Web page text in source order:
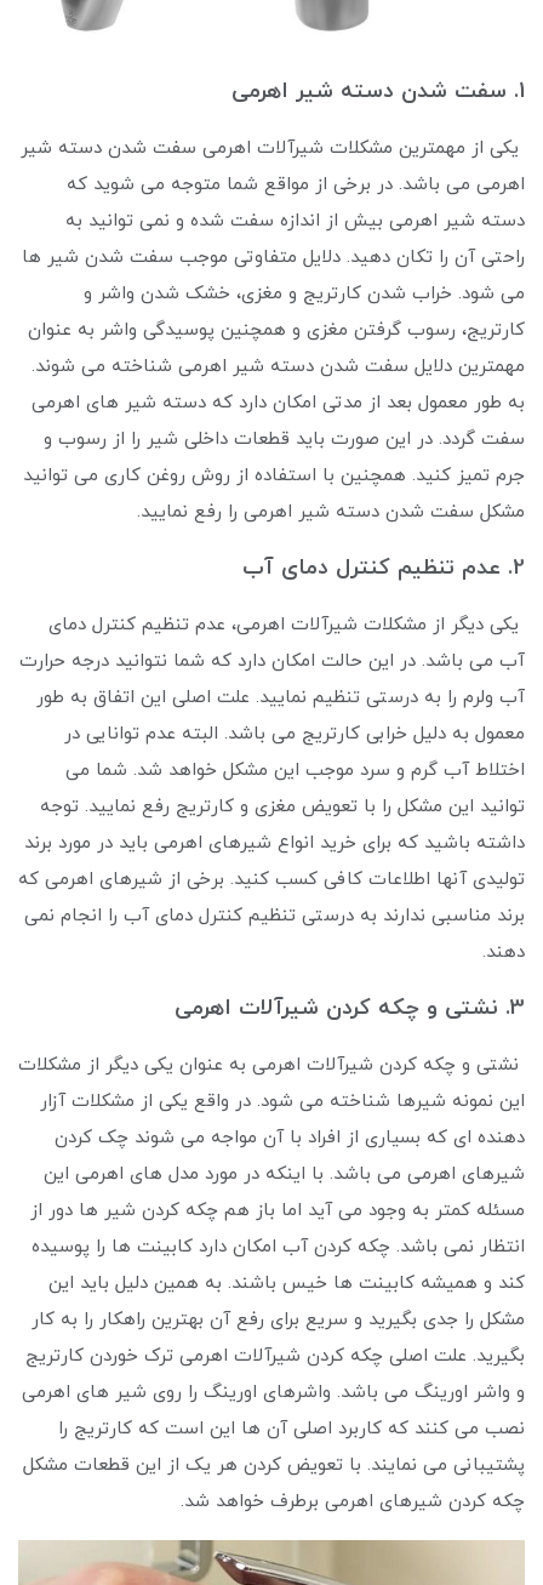
1. سفت شدن دسته شیر اهرمی
یکی از مهمترین مشکلات شیرآلات اهرمی سفت شدن دسته شیر
اهرمی می باشد. در برخی از مواقع شما متوجه می شوید که
دسته شیر اهرمی بیش از اندازه سفت شده و نمی توانید به
راحتی آن را تکان دهید. دلایل متفاوتی موجب سفت شدن شیر ها
می شود. خراب شدن کارتریج و مغزی، خشک شدن واشر و
کارتریج، رسوب گرفتن مغزی و همچنین پوسیدگی واشر به عنوان
مهمترین دلایل سفت شدن دسته شیر اهرمی شناخته می ‌شوند.
به طور معمول بعد از مدتی امکان دارد که دسته شیر های اهرمی
سفت گردد. در این صورت باید قطعات داخلی شیر را از رسوب و
جرم تمیز کنید. همچنین با استفاده از روش روغن کاری می توانید
مشکل سفت شدن دسته شیر اهرمی را رفع نمایید.
2. عدم تنظیم کنترل دمای آب
یکی دیگر از مشکلات شیرآلات اهرمی، عدم تنظیم کنترل دمای
آب می باشد. در این حالت امکان دارد که شما نتوانید درجه حرارت
آب ولرم را به درستی تنظیم نمایید. علت اصلی این اتفاق به طور
معمول به دلیل خرابی کارتریج می باشد. البته عدم توانایی در
اختلاط آب گرم و سرد موجب این مشکل خواهد شد. شما می
توانید این مشکل را با تعویض مغزی و کارتریج رفع نمایید. توجه
داشته باشید که برای خرید انواع شیرهای اهرمی باید در مورد برند
تولیدی آنها اطلاعات کافی کسب کنید. برخی از شیرهای اهرمی که
برند مناسبی ندارند به درستی تنظیم کنترل دمای آب را انجام نمی
‌دهند.
3. نشتی و چکه کردن شیرآلات اهرمی
نشتی و چکه کردن شیرآلات اهرمی به عنوان یکی دیگر از مشکلات
این نمونه شیرها شناخته می ‌شود. در واقع یکی از مشکلات آزار
دهنده ای که بسیاری از افراد با آن مواجه می‌ شوند چک کردن
شیرهای اهرمی می باشد. با اینکه در مورد مدل های اهرمی این
مسئله کمتر به وجود می‌ آید اما باز هم چکه کردن شیر ها دور از
انتظار نمی باشد. چکه کردن آب امکان دارد کابینت ها را پوسیده
کند و همیشه کابینت ها خیس باشند. به همین دلیل باید این
مشکل را جدی بگیرید و سریع برای رفع آن بهترین راهکار را به کار
بگیرید. علت اصلی چکه کردن شیرآلات اهرمی ترک خوردن کارتریج
و واشر اورینگ می باشد. واشرهای اورینگ را روی شیر های اهرمی
نصب می کنند که کاربرد اصلی آن ها این است که کارتریج را
پشتیبانی می نمایند. با تعویض کردن هر یک از این قطعات مشکل
چکه کردن شیرهای اهرمی برطرف خواهد شد.